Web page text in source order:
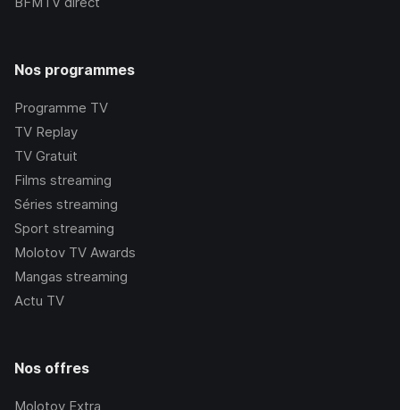
Nos programmes
Programme TV
TV Replay
TV Gratuit
Films streaming
Séries streaming
Sport streaming
Molotov TV Awards
Mangas streaming
Actu TV
Nos offres
Molotov Extra